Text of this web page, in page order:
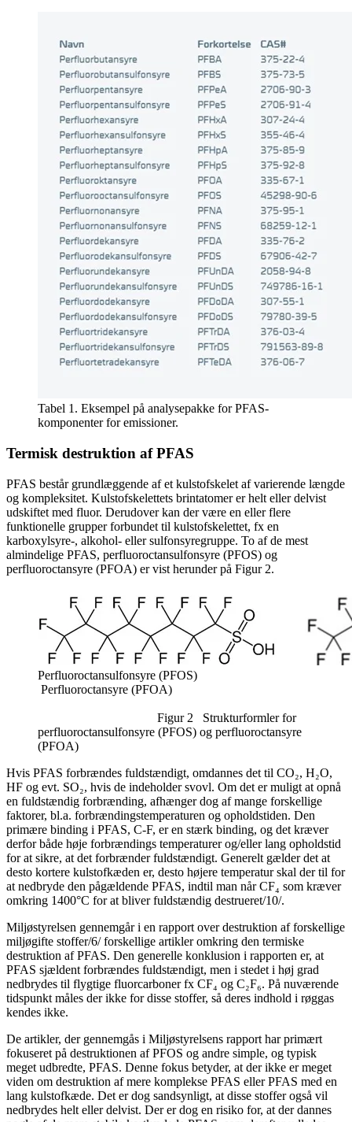
Tabel 1. Eksempel på analysepakke for PFAS-
komponenter for emissioner.
Termisk destruktion af PFAS
PFAS består grundlæggende af et kulstofskelet af varierende længde
og kompleksitet. Kulstofskelettets brintatomer er helt eller delvist
udskiftet med fluor. Derudover kan der være en eller flere
funktionelle grupper forbundet til kulstofskelettet, fx en
karboxylsyre-, alkohol- eller sulfonsyregruppe. To af de mest
almindelige PFAS, perfluoroctansulfonsyre (PFOS) og
perfluoroctansyre (PFOA) er vist herunder på Figur 2.
Perfluoroctansulfonsyre (PFOS)
Perfluoroctansyre (PFOA)
Figur 2 Strukturformler for
perfluoroctansulfonsyre (PFOS) og perfluoroctansyre
(PFOA)
Hvis PFAS forbrændes fuldstændigt, omdannes det til CO₂, H₂O,
HF og evt. SO₂, hvis de indeholder svovl. Om det er muligt at opnå
en fuldstændig forbrænding, afhænger dog af mange forskellige
faktorer, bl.a. forbrændingstemperaturen og opholdstiden. Den
primære binding i PFAS, C-F, er en stærk binding, og det kræver
derfor både høje forbrændings temperaturer og/eller lang opholdstid
for at sikre, at det forbrænder fuldstændigt. Generelt gælder det at
desto kortere kulstofkæden er, desto højere temperatur skal der til for
at nedbryde den pågældende PFAS, indtil man når CF₄ som kræver
omkring 1400°C for at bliver fuldstændig destrueret/10/.
Miljøstyrelsen gennemgår i en rapport over destruktion af forskellige
miljøgifte stoffer/6/ forskellige artikler omkring den termiske
destruktion af PFAS. Den generelle konklusion i rapporten er, at
PFAS sjældent forbrændes fuldstændigt, men i stedet i høj grad
nedbrydes til flygtige fluorcarboner fx CF₄ og C₂F₆. På nuværende
tidspunkt måles der ikke for disse stoffer, så deres indhold i røggas
kendes ikke.
De artikler, der gennemgås i Miljøstyrelsens rapport har primært
fokuseret på destruktionen af PFOS og andre simple, og typisk
meget udbredte, PFAS. Denne fokus betyder, at der ikke er meget
viden om destruktion af mere komplekse PFAS eller PFAS med en
lang kulstofkæde. Det er dog sandsynligt, at disse stoffer også vil
nedbrydes helt eller delvist. Der er dog en risiko for, at der dannes